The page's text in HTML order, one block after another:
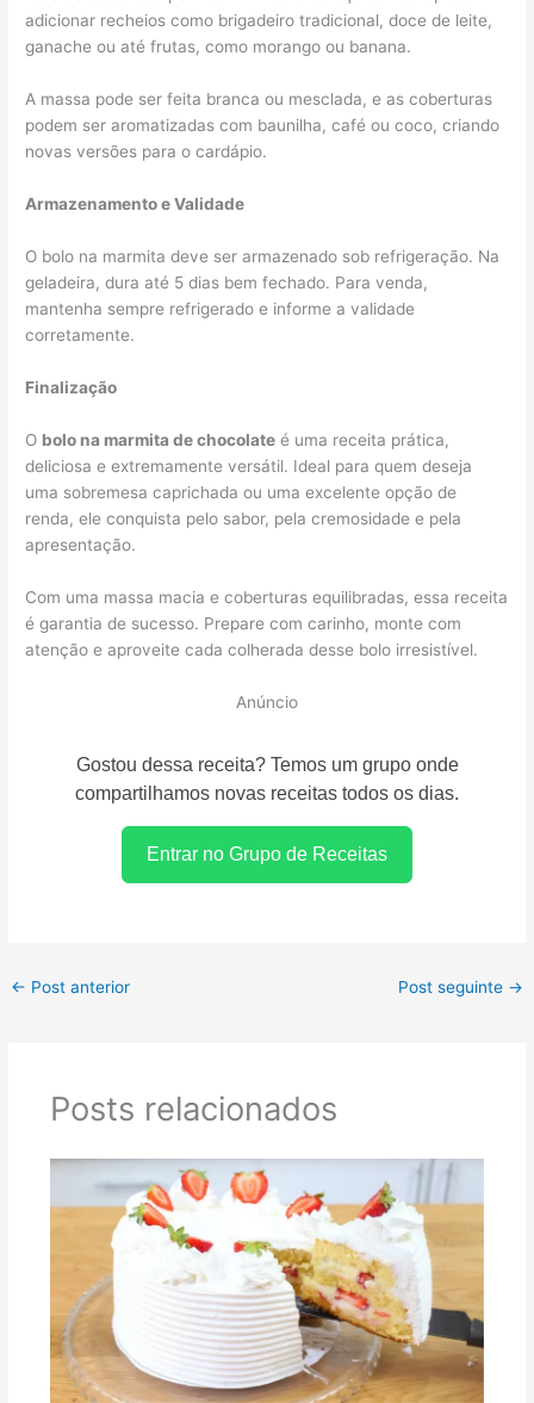
adicionar recheios como brigadeiro tradicional, doce de leite,
ganache ou até frutas, como morango ou banana.
A massa pode ser feita branca ou mesclada, e as coberturas
podem ser aromatizadas com baunilha, café ou coco, criando
novas versões para o cardápio.
Armazenamento e Validade
O bolo na marmita deve ser armazenado sob refrigeração. Na
geladeira, dura até 5 dias bem fechado. Para venda,
mantenha sempre refrigerado e informe a validade
corretamente.
Finalização
O bolo na marmita de chocolate é uma receita prática,
deliciosa e extremamente versátil. Ideal para quem deseja
uma sobremesa caprichada ou uma excelente opção de
renda, ele conquista pelo sabor, pela cremosidade e pela
apresentação.
Com uma massa macia e coberturas equilibradas, essa receita
é garantia de sucesso. Prepare com carinho, monte com
atenção e aproveite cada colherada desse bolo irresistível.
Anúncio
Gostou dessa receita? Temos um grupo onde
compartilhamos novas receitas todos os dias.
Entrar no Grupo de Receitas
← Post anterior Post seguinte →
Posts relacionados